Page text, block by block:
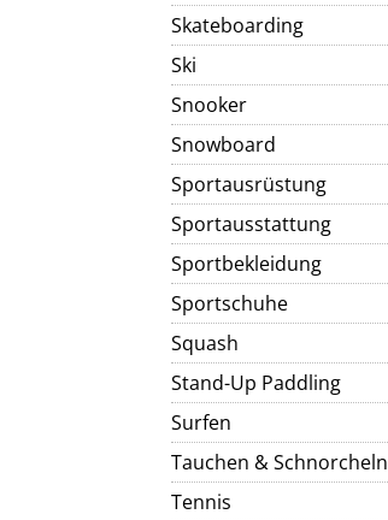
Skateboarding
Ski
Snooker
Snowboard
Sportausrüstung
Sportausstattung
Sportbekleidung
Sportschuhe
Squash
Stand-Up Paddling
Surfen
Tauchen & Schnorcheln
Tennis